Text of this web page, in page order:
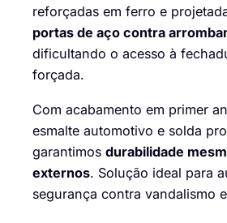
reforçadas em ferro e
portas de aço contra
dificultando o acesso à
forçada.
Com acabamento em primer
esmalte automotivo e solda
garantimos durabilidade
externos. Solução ideal para
segurança contra vandalismo